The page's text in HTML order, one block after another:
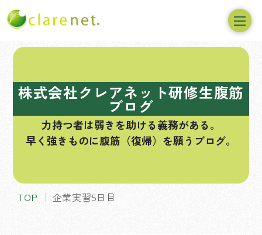
株式会社クレアネット研修生腹筋
ブログ
力持つ者は弱きを助ける義務がある。
早く強きものに腹筋（復帰）を願うブログ。
TOP 企業実習5日目